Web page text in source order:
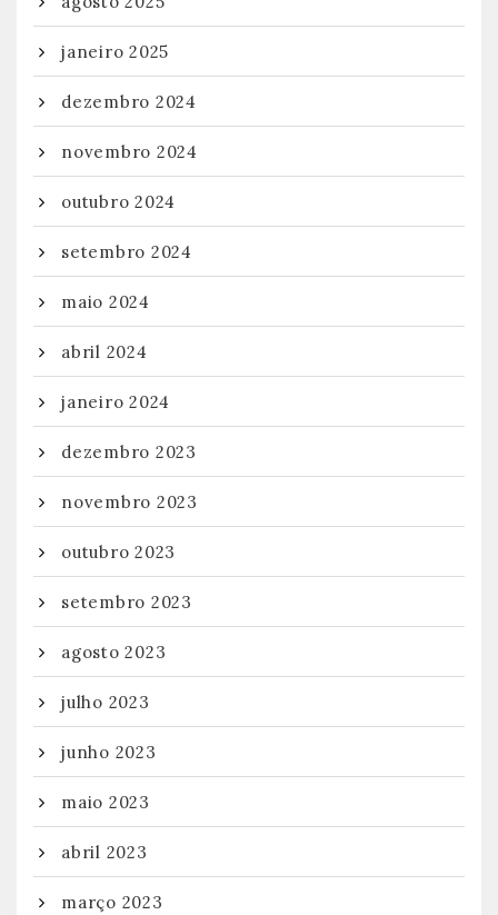
janeiro 2025
dezembro 2024
novembro 2024
outubro 2024
setembro 2024
maio 2024
abril 2024
janeiro 2024
dezembro 2023
novembro 2023
outubro 2023
setembro 2023
agosto 2023
julho 2023
junho 2023
maio 2023
abril 2023
março 2023